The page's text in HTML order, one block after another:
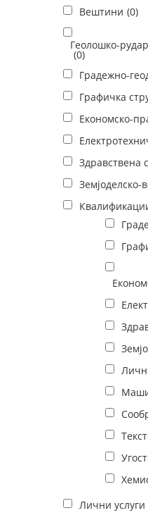
Вештини (0)
Геолошко-
(0)
Градежно-
Графичка
Економско-
Здравствена
Земјоделско-
Лични услуги